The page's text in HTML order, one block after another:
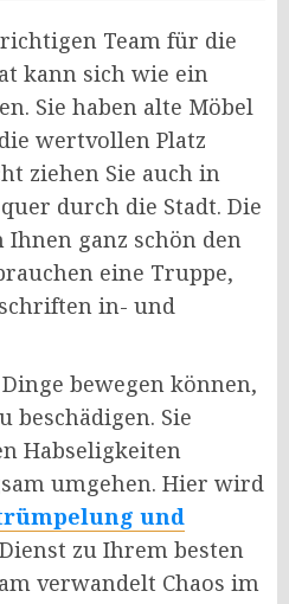
Team für die
kann sich wie ein
Sie haben alte Möbel
wertvollen Platz
ziehen Sie auch in
durch die Stadt. Die
ganz schön den
eine Truppe,
in- und
bewegen können,
beschädigen. Sie
Habseligkeiten
umgehen. Hier wird
und
Dienst zu Ihrem besten
verwandelt Chaos im